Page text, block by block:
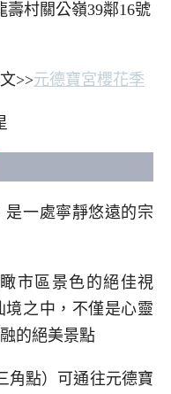
壽村關公嶺39鄰16號
>>元德寶宮櫻花季
一處寧靜悠遠的宗
市區景色的絕佳視
之中，不僅是心靈
的絕美景點
角點）可通往元德寶